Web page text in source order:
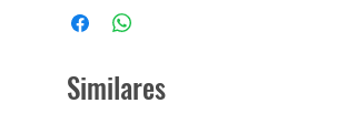
Similares